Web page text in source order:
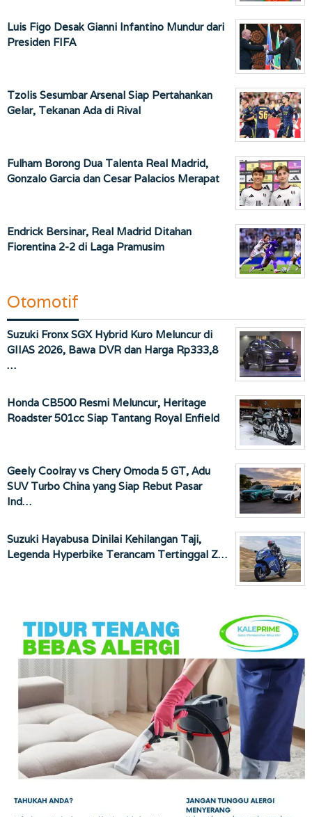
Luis Figo Desak Gianni Infantino Mundur dari
Presiden FIFA
Tzolis Sesumbar Arsenal Siap Pertahankan
Gelar, Tekanan Ada di Rival
Fulham Borong Dua Talenta Real Madrid,
Gonzalo Garcia dan Cesar Palacios Merapat
Endrick Bersinar, Real Madrid Ditahan
Fiorentina 2-2 di Laga Pramusim
Otomotif
Suzuki Fronx SGX Hybrid Kuro Meluncur di
GIIAS 2026, Bawa DVR dan Harga Rp333,8
…
Honda CB500 Resmi Meluncur, Heritage
Roadster 501cc Siap Tantang Royal Enfield
Geely Coolray vs Chery Omoda 5 GT, Adu
SUV Turbo China yang Siap Rebut Pasar
Ind…
Suzuki Hayabusa Dinilai Kehilangan Taji,
Legenda Hyperbike Terancam Tertinggal Z…